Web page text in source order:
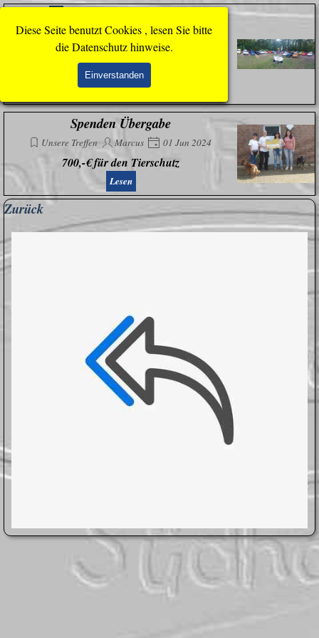
Diese Seite benutzt Cookies , lesen Sie bitte
die Datenschutz hinweise.
Einverstanden
Direkt zum SeiteninhaltMenü überspringen
Homepage Andreas 16 Jun 2024
Fiesta MK 1 & 2 Treffen in Dresden Bilder
Show hinzugekommen & mehr
Lesen
Spenden Übergabe
Unsere Treffen Marcus 01 Jun 2024
700,-€ für den Tierschutz
Lesen
Block überspringen Zurück
Zurück